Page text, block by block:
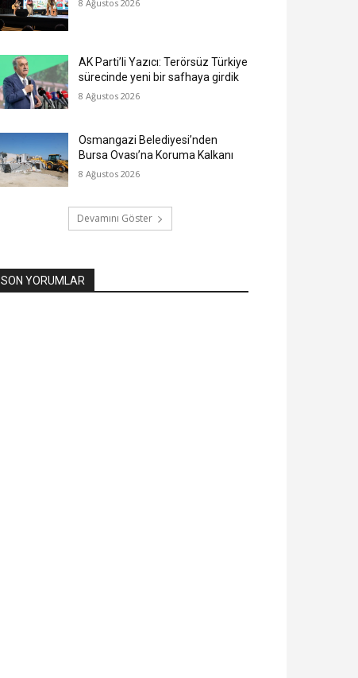
8 Ağustos 2026
AK Parti’li Yazıcı: Terörsüz Türkiye
sürecinde yeni bir safhaya girdik
8 Ağustos 2026
Osmangazi Belediyesi’nden
Bursa Ovası’na Koruma Kalkanı
8 Ağustos 2026
Devamını Göster
SON YORUMLAR